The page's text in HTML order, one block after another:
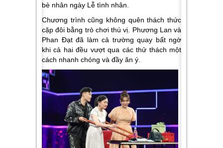
bè nhân ngày Lễ tình nhân.
Chương trình cũng không quên thách thức
cặp đôi bằng trò chơi thú vị. Phương Lan và
Phan Đạt đã làm cả trường quay bất ngờ
khi cả hai đều vượt qua các thử thách một
cách nhanh chóng và đầy ăn ý.